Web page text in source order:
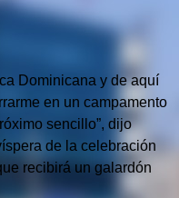
Dominicana y de aquí
en un campamento
sencillo”, dijo
de la celebración
recibirá un galardón